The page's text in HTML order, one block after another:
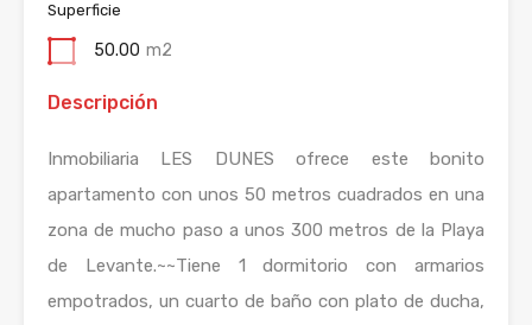
Superficie
50.00 m2
Descripción
Inmobiliaria LES DUNES ofrece este bonito
apartamento con unos 50 metros cuadrados en una
zona de mucho paso a unos 300 metros de la Playa
de Levante.~~Tiene 1 dormitorio con armarios
empotrados, un cuarto de baño con plato de ducha,